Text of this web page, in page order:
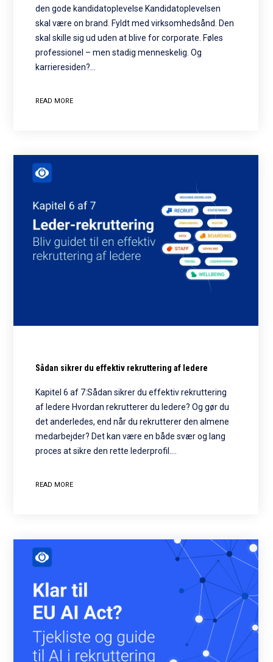
den gode kandidatoplevelse Kandidatoplevelsen
skal være on brand. Fyldt med virksomhedsånd. Den
skal skille sig ud uden at blive for corporate. Føles
professionel – men stadig menneskelig. Og
karrieresiden?…
READ MORE
Sådan sikrer du effektiv rekruttering af ledere
Kapitel 6 af 7:Sådan sikrer du effektiv rekruttering
af ledere Hvordan rekrutterer du ledere? Og gør du
det anderledes, end når du rekrutterer den almene
medarbejder? Det kan være en både svær og lang
proces at sikre den rette lederprofil.…
READ MORE